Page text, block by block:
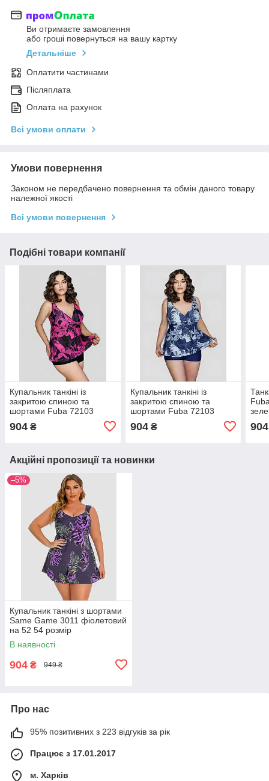
Ви отримаєте замовлення
або гроші повернуться на вашу картку
Детальніше
Оплатити частинами
Післяплата
Оплата на рахунок
Всі умови оплати
Умови повернення
Законом не передбачено повернення та обмін даного товару
належної якості
Всі умови повернення
Подібні товари компанії
Купальник танкіні із
закритою спиною та
шортами Fuba 72103
чорний-малиновий 50 52
54 56 58 український
904 ₴
Купальник танкіні із
закритою спиною та
шортами Fuba 72103
синій-білий 50 52 54 56 58
український розмір
904₴ 904
Акційні пропозиції та новинки
–5%
Купальник танкіні з шортами
Same Game 3011 фіолетовий
на 52 54 розмір
В наявності
904 ₴ 949 ₴
Про нас
95% позитивних з 223 відгуків за рік
Працює з 17.01.2017
м. Харків